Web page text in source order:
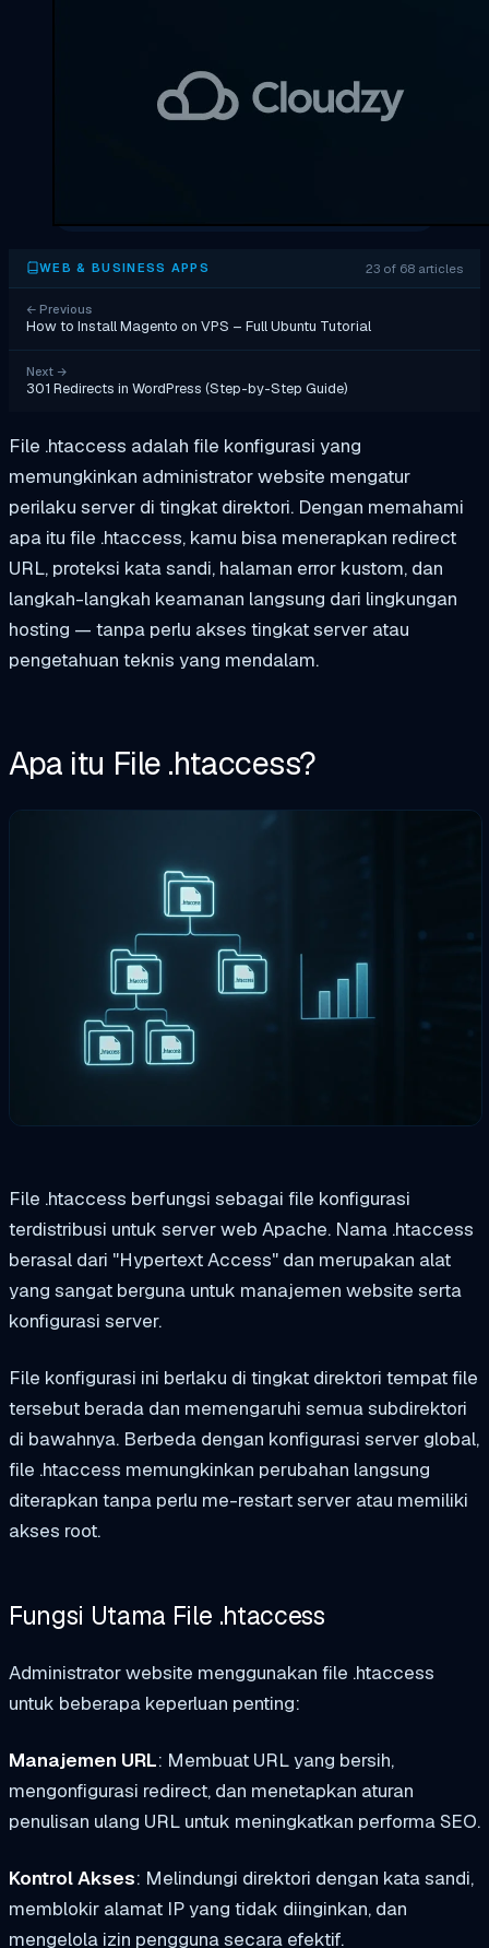
WEB & BUSINESS APPS 23 of 68 articles
← Previous
How to Install Magento on VPS – Full Ubuntu Tutorial
Next →
301 Redirects in WordPress (Step-by-Step Guide)
File .htaccess adalah file konfigurasi yang
memungkinkan administrator website mengatur
perilaku server di tingkat direktori. Dengan memahami
apa itu file .htaccess, kamu bisa menerapkan redirect
URL, proteksi kata sandi, halaman error kustom, dan
langkah-langkah keamanan langsung dari lingkungan
hosting — tanpa perlu akses tingkat server atau
pengetahuan teknis yang mendalam.
Apa itu File .htaccess?
File .htaccess berfungsi sebagai file konfigurasi
terdistribusi untuk server web Apache. Nama .htaccess
berasal dari "Hypertext Access" dan merupakan alat
yang sangat berguna untuk manajemen website serta
konfigurasi server.
File konfigurasi ini berlaku di tingkat direktori tempat file
tersebut berada dan memengaruhi semua subdirektori
di bawahnya. Berbeda dengan konfigurasi server global,
file .htaccess memungkinkan perubahan langsung
diterapkan tanpa perlu me-restart server atau memiliki
akses root.
Fungsi Utama File .htaccess
Administrator website menggunakan file .htaccess
untuk beberapa keperluan penting:
Manajemen URL: Membuat URL yang bersih,
mengonfigurasi redirect, dan menetapkan aturan
penulisan ulang URL untuk meningkatkan performa SEO.
Kontrol Akses: Melindungi direktori dengan kata sandi,
memblokir alamat IP yang tidak diinginkan, dan
mengelola izin pengguna secara efektif.